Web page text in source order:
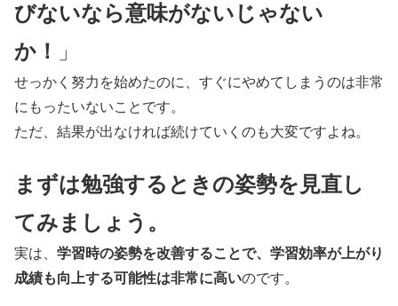
びないなら意味がないじゃない
か！
」
せっかく努力を始めたのに、すぐにやめてしまうのは非常
にもったいないことです。
ただ、結果が出なければ続けていくのも大変ですよね。
まずは勉強するときの姿勢を見直し
てみましょう。
実は、 学習時の姿勢を改善することで、学習効率が上がり
成績も向上する可能性は非常に高いのです。